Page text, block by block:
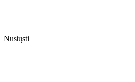
Nusiųsti